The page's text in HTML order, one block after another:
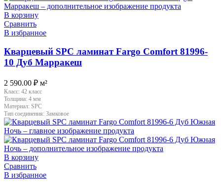
В корзину
Сравнить
В избранное
Кварцевый SPC ламинат Fargo Comfort 81996-
10 Дуб Марракеш
2 590.00 ₽ м²
Класс: 42 класс
Толщина: 4 мм
Материал: SPC
Тип соединения: Замковое
В корзину
Сравнить
В избранное